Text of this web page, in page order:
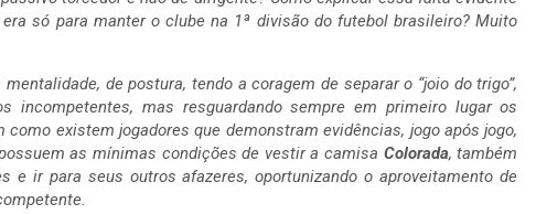
só para manter o clube na 1ª divisão do futebol brasileiro? Muito
de postura, tendo a coragem de separar o “joio do trigo”,
incompetentes, mas resguardando sempre em primeiro lugar os
como existem jogadores que demonstram evidências, jogo após jogo,
as mínimas condições de vestir a camisa Colorada, também
e ir para seus outros afazeres, oportunizando o aproveitamento de